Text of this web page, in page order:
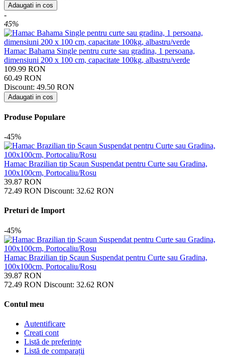
Adaugati in cos
-
45%
Hamac Bahama Single pentru curte sau gradina, 1 persoana,
dimensiuni 200 x 100 cm, capacitate 100kg, albastru/verde
109.99 RON
60.49 RON
Discount: 49.50 RON
Adaugati in cos
Produse Populare
-45%
Hamac Brazilian tip Scaun Suspendat pentru Curte sau Gradina,
100x100cm, Portocaliu/Rosu
39.87 RON
72.49 RON Discount: 32.62 RON
Preturi de Import
-45%
Hamac Brazilian tip Scaun Suspendat pentru Curte sau Gradina,
100x100cm, Portocaliu/Rosu
39.87 RON
72.49 RON Discount: 32.62 RON
Contul meu
Autentificare
Creati cont
Listă de preferințe
Listă de comparații